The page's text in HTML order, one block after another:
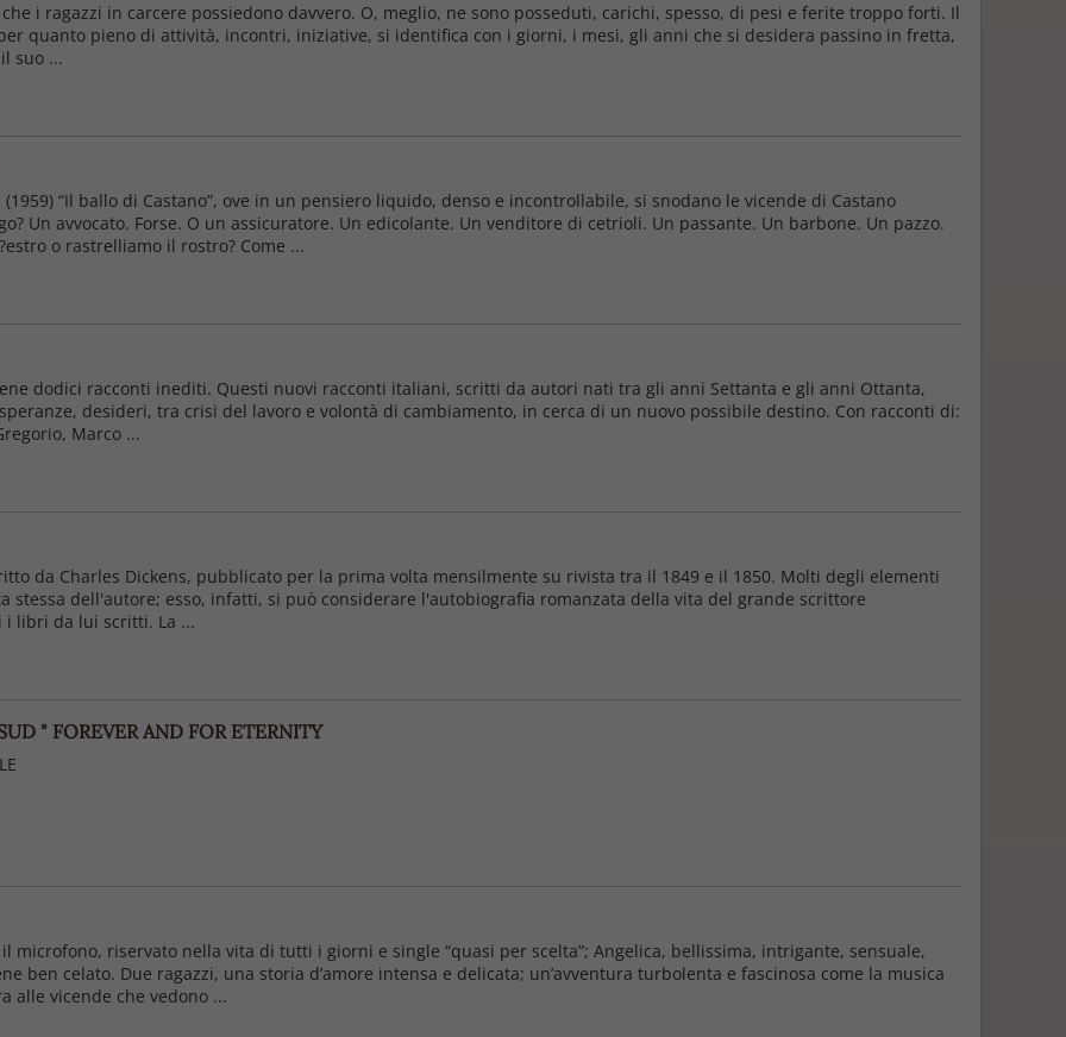
i ragazzi in carcere possiedono davvero. O, meglio, ne sono posseduti, carichi, spesso, di pesi e ferite troppo forti. Il
quanto pieno di attività, incontri, iniziative, si identifica con i giorni, i mesi, gli anni che si desidera passino in fretta,
suo ...
“Il ballo di Castano”, ove in un pensiero liquido, denso e incontrollabile, si snodano le vicende di Castano
Un avvocato. Forse. O un assicuratore. Un edicolante. Un venditore di cetrioli. Un passante. Un barbone. Un pazzo.
o rastrelliamo il rostro? Come ...
dodici racconti inediti. Questi nuovi racconti italiani, scritti da autori nati tra gli anni Settanta e gli anni Ottanta,
desideri, tra crisi del lavoro e volontà di cambiamento, in cerca di un nuovo possibile destino. Con racconti di:
Marco ...
da Charles Dickens, pubblicato per la prima volta mensilmente su rivista tra il 1849 e il 1850. Molti degli elementi
stessa dell'autore; esso, infatti, si può considerare l'autobiografia romanzata della vita del grande scrittore
libri da lui scritti. La ...
" FOREVER AND FOR ETERNITY
microfono, riservato nella vita di tutti i giorni e single “quasi per scelta”; Angelica, bellissima, intrigante, sensuale,
ben celato. Due ragazzi, una storia d’amore intensa e delicata; un’avventura turbolenta e fascinosa come la musica
alle vicende che vedono ...